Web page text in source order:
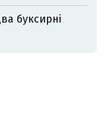
буксирні